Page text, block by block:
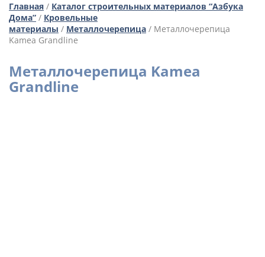
Главная / Каталог строительных материалов “Азбука
Дома” / Кровельные
материалы / Металлочерепица / Металлочерепица
Kamea Grandline
Металлочерепица Kamea
Grandline